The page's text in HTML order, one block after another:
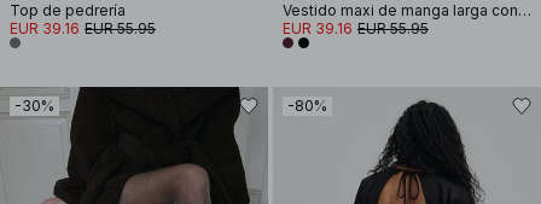
Top de pedrería
EUR 39.16 EUR 55.95
Vestido maxi de manga larga con espalda abierta
EUR 39.16 EUR 55.95
-30% -80%